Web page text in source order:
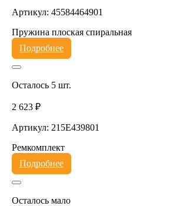
Артикул: 45584464901
Пружина плоская спиральная
Подробнее
Осталось 5 шт.
2 623 ₽
Артикул: 215E439801
Ремкомплект
Подробнее
Осталось мало